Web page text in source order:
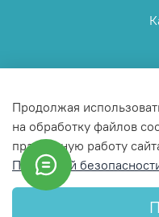
© 2025 Любое
разрешения запрещено
Продолжая
на обработку файлов
правильную работу
Политикой